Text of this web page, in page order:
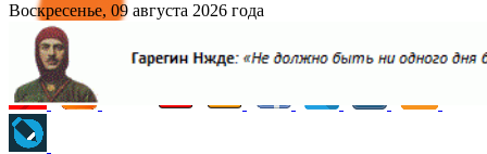
Воскресенье, 09 августа 2026 года